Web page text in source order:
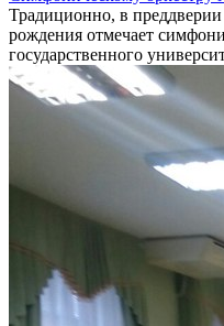
Традиционно, в
рождения отмечает
государственного